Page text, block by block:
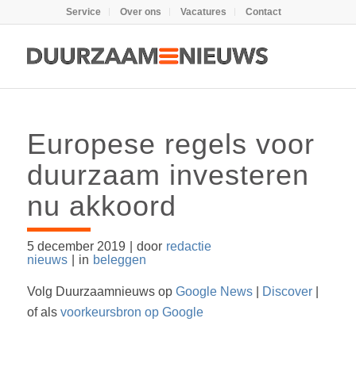
Service Over ons Vacatures Contact
Europese regels voor
duurzaam investeren
nu akkoord
5 december 2019 door redactie
nieuws
in beleggen
Volg Duurzaamnieuws op Google News| Discover|
of als voorkeursbron op Google